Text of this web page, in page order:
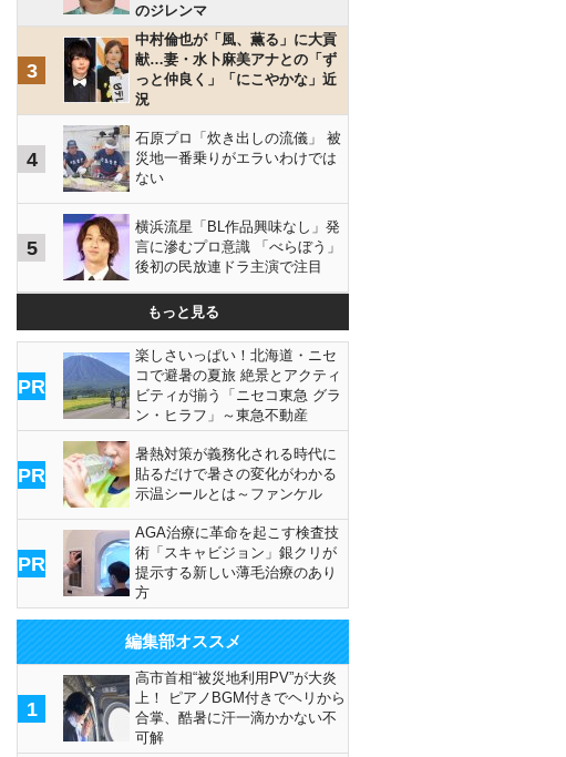
のジレンマ
3
中村倫也が「風、薫る」に大貢
献…妻・水卜麻美アナとの「ず
っと仲良く」「にこやかな」近
況
4
石原プロ「炊き出しの流儀」 被
災地一番乗りがエラいわけでは
ない
5
横浜流星「BL作品興味なし」発
言に滲むプロ意識 「べらぼう」
後初の民放連ドラ主演で注目
もっと見る
PR
楽しさいっぱい！北海道・ニセ
コで避暑の夏旅 絶景とアクティ
ビティが揃う「ニセコ東急 グラ
ン・ヒラフ」～東急不動産
PR
暑熱対策が義務化される時代に
貼るだけで暑さの変化がわかる
示温シールとは～ファンケル
PR
AGA治療に革命を起こす検査技
術「スキャビジョン」銀クリが
提示する新しい薄毛治療のあり
方
編集部オススメ
1
高市首相“被災地利用PV”が大炎
上！ ピアノBGM付きでヘリから
合掌、酷暑に汗一滴かかない不
可解